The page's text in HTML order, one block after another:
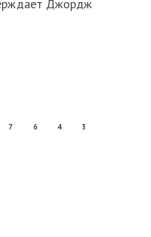
Джордж
7 6 4 3